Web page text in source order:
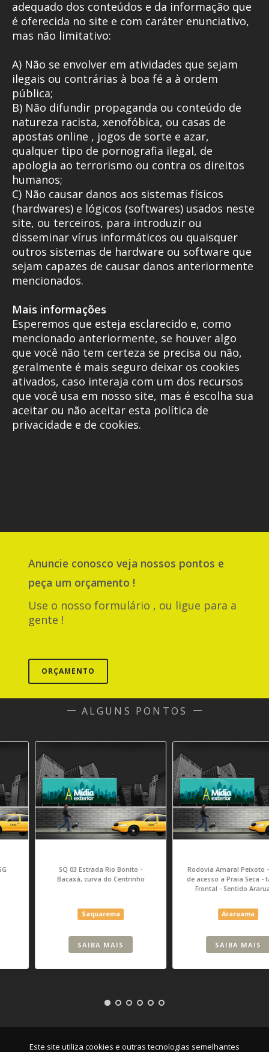
Este site utiliza cookies e outras tecnologias semelhantes
adequado dos conteúdos e da informação que
é oferecida no site e com caráter enunciativo,
mas não limitativo:
A) Não se envolver em atividades que sejam
ilegais ou contrárias à boa fé a à ordem
pública;
B) Não difundir propaganda ou conteúdo de
natureza racista, xenofóbica, ou casas de
apostas online , jogos de sorte e azar,
qualquer tipo de pornografia ilegal, de
apologia ao terrorismo ou contra os direitos
humanos;
C) Não causar danos aos sistemas físicos
(hardwares) e lógicos (softwares) usados neste
site, ou terceiros, para introduzir ou
disseminar vírus informáticos ou quaisquer
outros sistemas de hardware ou software que
sejam capazes de causar danos anteriormente
mencionados.
Mais informações
Esperemos que esteja esclarecido e, como
mencionado anteriormente, se houver algo
que você não tem certeza se precisa ou não,
geralmente é mais seguro deixar os cookies
ativados, caso interaja com um dos recursos
que você usa em nosso site, mas é escolha sua
aceitar ou não aceitar esta política de
privacidade e de cookies.
Anuncie conosco veja nossos pontos e
peça um orçamento !
Use o nosso formulário , ou ligue para a
gente !
ORÇAMENTO
ALGUNS PONTOS
SQ 03 Estrada Rio Bonito -
Bacaxá, curva do Centrinho
Saquarema
SAIBA MAIS
Rodovia Amaral Peixoto - Trevo
de acesso a Praia Seca - tab 02 -
Frontal - Sentido Araruama
Araruama
SAIBA MAIS
Empresa|Serviços|Pontos|Contato